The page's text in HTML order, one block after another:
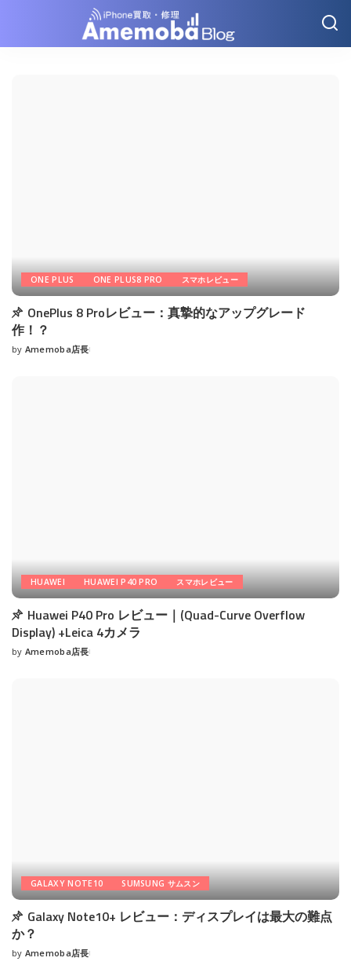
ONE PLUS ONE PLUS8 PRO スマホレビュー
OnePlus 8 Proレビュー：真摯的なアップグレード
作！？
Posted
by Amemoba店長
HUAWEI HUAWEI P40 PRO スマホレビュー
Huawei P40 Pro レビュー｜(Quad-Curve Overflow
Display) +Leica 4カメラ
Posted
by Amemoba店長
GALAXY NOTE10 SUMSUNG サムスン
Galaxy Note10+ レビュー：ディスプレイは最大の難点
か？
Posted
by Amemoba店長